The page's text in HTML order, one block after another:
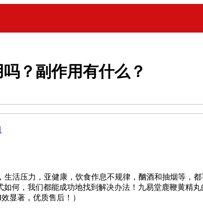
？副作用有什么？
活压力，亚健康，饮食作息不规律，酗酒和抽烟等，
何，我们都能成功地找到解决办法！九易堂鹿鞭黄精
显著，优质售后！）